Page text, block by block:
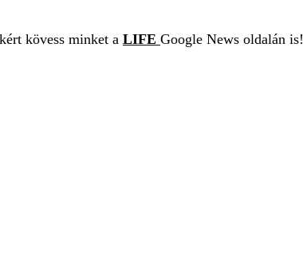
kövess minket a LIFE Google News oldalán is!